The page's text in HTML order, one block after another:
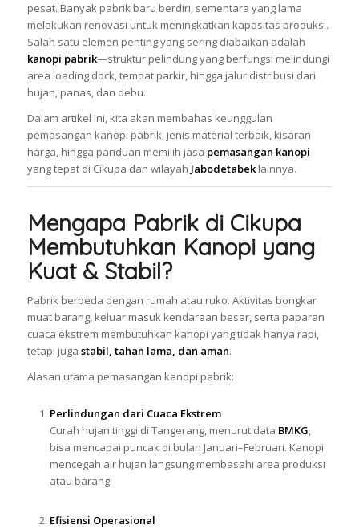
pesat. Banyak pabrik baru berdiri, sementara yang lama
melakukan renovasi untuk meningkatkan kapasitas produksi.
Salah satu elemen penting yang sering diabaikan adalah
kanopi pabrik—struktur pelindung yang berfungsi melindungi
area loading dock, tempat parkir, hingga jalur distribusi dari
hujan, panas, dan debu.
Dalam artikel ini, kita akan membahas keunggulan
pemasangan kanopi pabrik, jenis material terbaik, kisaran
harga, hingga panduan memilih jasa pemasangan kanopi
yang tepat di Cikupa dan wilayah Jabodetabeklainnya.
Mengapa Pabrik di Cikupa
Membutuhkan Kanopi yang
Kuat & Stabil?
Pabrik berbeda dengan rumah atau ruko. Aktivitas bongkar
muat barang, keluar masuk kendaraan besar, serta paparan
cuaca ekstrem membutuhkan kanopi yang tidak hanya rapi,
tetapi juga stabil, tahan lama, dan aman.
Alasan utama pemasangan kanopi pabrik:
Perlindungan dari Cuaca Ekstrem
Curah hujan tinggi di Tangerang, menurut data BMKG,
bisa mencapai puncak di bulan Januari–Februari. Kanopi
mencegah air hujan langsung membasahi area produksi
atau barang.
Efisiensi Operasional